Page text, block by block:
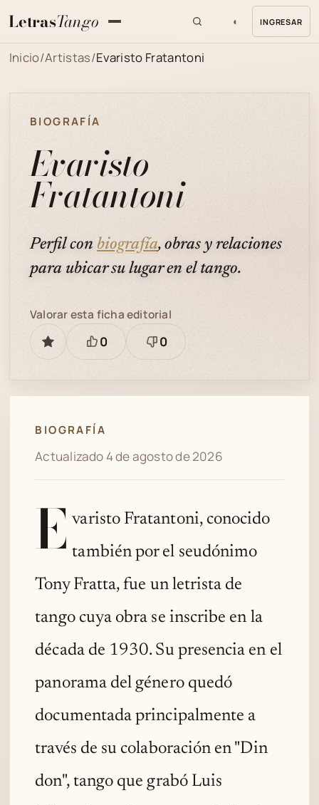
LetrasTango ◐ INGRESAR
Inicio/Artistas/Evaristo Fratantoni
BIOGRAFÍA
Evaristo
Fratantoni
Perfil con biografía, obras y relaciones
para ubicar su lugar en el tango.
GUARDAR
Valorar esta ficha editorial
Está
0
Necesita
0
BIOGRAFÍA
Actualizado 4 de agosto de 2026
E varisto Fratantoni, conocido
también por el seudónimo
Tony Fratta, fue un letrista de
tango cuya obra se inscribe en la
década de 1930. Su presencia en el
panorama del género quedó
documentada principalmente a
través de su colaboración en "Din
don", tango que grabó Luis